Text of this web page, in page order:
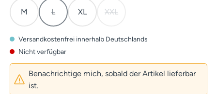
M L
(Diese Option ist zurzeit nicht verfügbar.)
XL XXL
(Diese Option ist zurzeit nicht
Versandkostenfrei innerhalb Deutschlands
Nicht verfügbar
Benachrichtige mich, sobald der Artikel lieferbar
ist.